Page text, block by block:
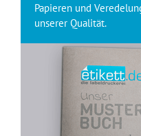
Papieren und
unserer Qualität.